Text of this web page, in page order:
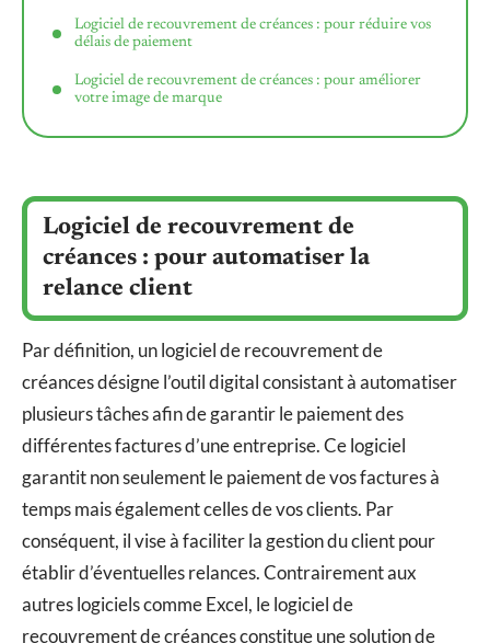
Logiciel de recouvrement de créances : pour réduire vos
délais de paiement
Logiciel de recouvrement de créances : pour améliorer
votre image de marque
Logiciel de recouvrement de
créances : pour automatiser la
relance client
Par définition, un logiciel de recouvrement de
créances désigne l’outil digital consistant à automatiser
plusieurs tâches afin de garantir le paiement des
différentes factures d’une entreprise. Ce logiciel
garantit non seulement le paiement de vos factures à
temps mais également celles de vos clients. Par
conséquent, il vise à faciliter la gestion du client pour
établir d’éventuelles relances. Contrairement aux
autres logiciels comme Excel, le logiciel de
recouvrement de créances constitue une solution de